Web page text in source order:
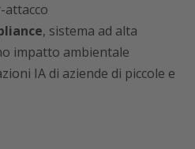
attacco
, sistema ad alta
impatto ambientale
IA di aziende di piccole e